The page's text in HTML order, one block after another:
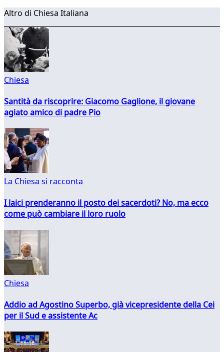
Altro di Chiesa Italiana
Chiesa
Santità da riscoprire: Giacomo Gaglione, il giovane
agiato amico di padre Pio
La Chiesa si racconta
I laici prenderanno il posto dei sacerdoti? No, ma ecco
come può cambiare il loro ruolo
Chiesa
Addio ad Agostino Superbo, già vicepresidente della Cei
per il Sud e assistente Ac